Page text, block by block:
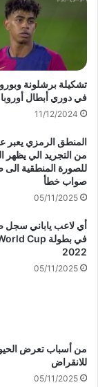
تشكيلة برشلونة
في دوري أبطال أوروبا 2025
11/12/2024
المنطق الرمزي يعبر
من التجريد الي يظهر
للصورة المنطقية الى
صواب خطأ
05/11/2025
أي لاعب ياباني سجل
2022
05/11/2025
من أسباب تعرض
للانقراض
05/11/2025